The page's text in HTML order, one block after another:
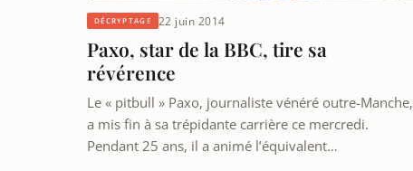
DÉCRYPTAGE 22 juin 2014
Paxo, star de la BBC, tire sa
révérence
Le « pitbull » Paxo, journaliste vénéré outre-Manche,
a mis fin à sa trépidante carrière ce mercredi.
Pendant 25 ans, il a animé l’équivalent…